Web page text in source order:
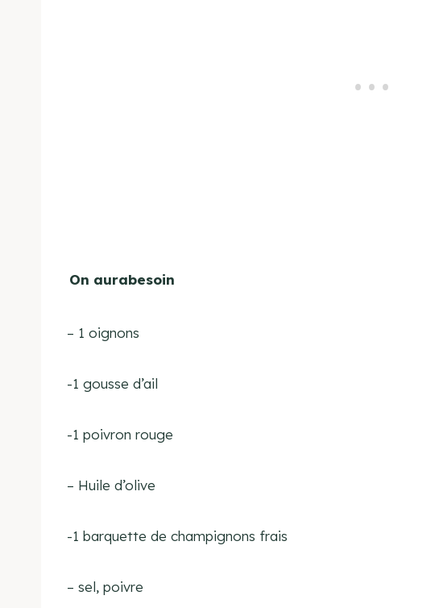
On aurabesoin
– 1 oignons
-1 gousse d’ail
-1 poivron rouge
– Huile d’olive
-1 barquette de champignons frais
– sel, poivre